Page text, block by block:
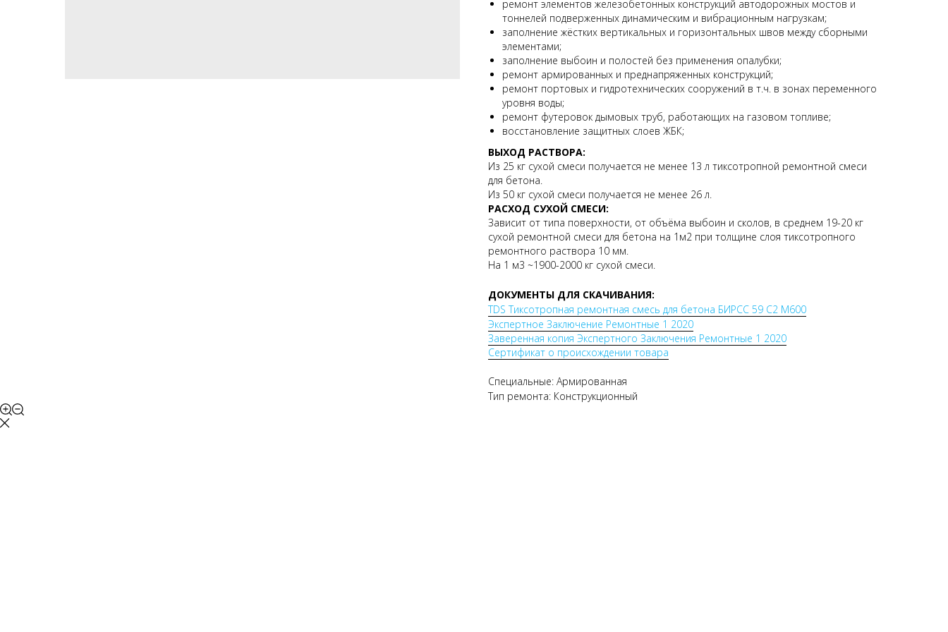
ремонт элементов железобетонных конструкций автодорожных мостов и
тоннелей подверженных динамическим и вибрационным нагрузкам;
заполнение жёстких вертикальных и горизонтальных швов между сборными
элементами;
заполнение выбоин и полостей без применения опалубки;
ремонт армированных и преднапряженных конструкций;
ремонт портовых и гидротехнических сооружений в т.ч. в зонах переменного
уровня воды;
ремонт футеровок дымовых труб, работающих на газовом топливе;
восстановление защитных слоев ЖБК;
ВЫХОД РАСТВОРА:
Из 25 кг сухой смеси получается не менее 13 л тиксотропной ремонтной смеси
для бетона.
Из 50 кг сухой смеси получается не менее 26 л.
РАСХОД СУХОЙ СМЕСИ:
Зависит от типа поверхности, от объёма выбоин и сколов, в среднем 19-20 кг
сухой ремонтной смеси для бетона на 1м2 при толщине слоя тиксотропного
ремонтного раствора 10 мм.
На 1 м3 ~1900-2000 кг сухой смеси.
ДОКУМЕНТЫ ДЛЯ СКАЧИВАНИЯ:
TDS Тиксотропная ремонтная смесь для бетона БИРСС 59 С2 М600
Экспертное Заключение Ремонтные 1 2020
Заверенная копия Экспертного Заключения Ремонтные 1 2020
Сертификат о происхождении товара
Специальные: Армированная
Тип ремонта: Конструкционный